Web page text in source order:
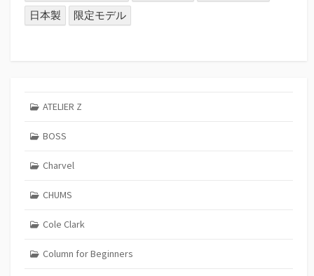
日本製
限定モデル
ATELIER Z
BOSS
Charvel
CHUMS
Cole Clark
Column for Beginners